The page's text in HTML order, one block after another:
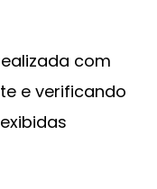
com
e verificando